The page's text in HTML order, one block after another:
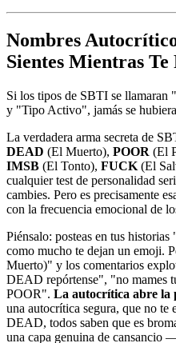
Nombres
Sientes Mientras Te
Si los tipos de SBTI se
y "Tipo Activo", jamás se
La verdadera arma secreta de
DEAD (El Muerto), POOR (El
IMSB (El Tonto), FUCK (El
cualquier test de personalidad
cambies. Pero es precisamente
con la frecuencia emocional de
Piénsalo: posteas en tus
como mucho te dejan un emoji.
Muerto)" y los comentarios
DEAD repórtense", "no mames
POOR". La autocrítica abre la
una autocrítica segura, que no te
DEAD, todos saben que es
una capa genuina de cansancio